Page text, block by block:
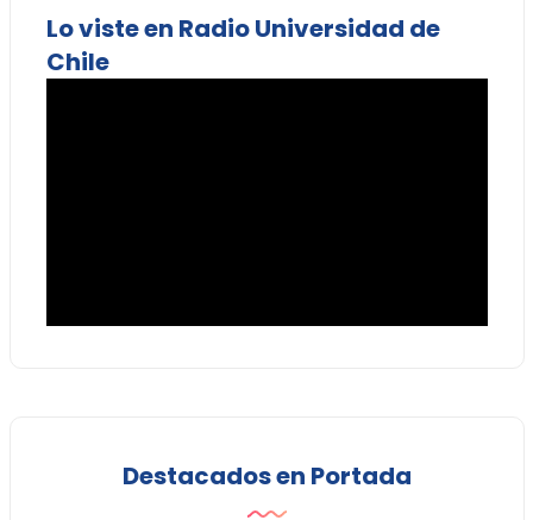
Lo viste en Radio Universidad de
Chile
Destacados en Portada